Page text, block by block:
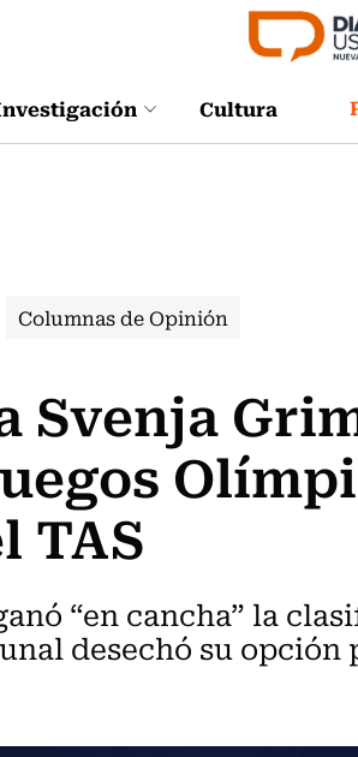
Cultura
Columnas de Opinión
Svenja
TAS
“en cancha” la
desechó su opción